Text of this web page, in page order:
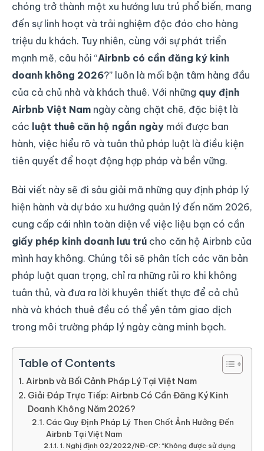
chóng trở thành một xu hướng lưu trú phổ biến, mang
đến sự linh hoạt và trải nghiệm độc đáo cho hàng
triệu du khách. Tuy nhiên, cùng với sự phát triển
mạnh mẽ, câu hỏi “Airbnb có cần đăng ký kinh
doanh không 2026?” luôn là mối bận tâm hàng đầu
của cả chủ nhà và khách thuê. Với những quy định
Airbnb Việt Nam ngày càng chặt chẽ, đặc biệt là
các luật thuê căn hộ ngắn ngày mới được ban
hành, việc hiểu rõ và tuân thủ pháp luật là điều kiện
tiên quyết để hoạt động hợp pháp và bền vững.
Bài viết này sẽ đi sâu giải mã những quy định pháp lý
hiện hành và dự báo xu hướng quản lý đến năm 2026,
cung cấp cái nhìn toàn diện về việc liệu bạn có cần
giấy phép kinh doanh lưu trú cho căn hộ Airbnb của
mình hay không. Chúng tôi sẽ phân tích các văn bản
pháp luật quan trọng, chỉ ra những rủi ro khi không
tuân thủ, và đưa ra lời khuyên thiết thực để cả chủ
nhà và khách thuê đều có thể yên tâm giao dịch
trong môi trường pháp lý ngày càng minh bạch.
Table of Contents
Airbnb và Bối Cảnh Pháp Lý Tại Việt Nam
Giải Đáp Trực Tiếp: Airbnb Có Cần Đăng Ký Kinh
Doanh Không Năm 2026?
Các Quy Định Pháp Lý Then Chốt Ảnh Hưởng Đến
Airbnb Tại Việt Nam
1. Nghị định 02/2022/NĐ-CP: “Không được sử dụng